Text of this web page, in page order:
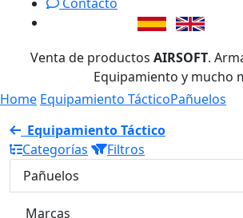
Venta de productos AIRSOFT.
Equipamiento y mucho
Home Equipamiento TácticoPañuelos
Equipamiento Táctico
Categorías
Filtros
Pañuelos
Marcas